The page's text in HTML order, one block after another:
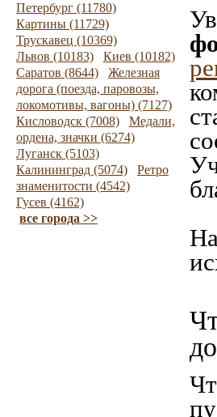
Петербург (11780)
Картины (11729)
Трускавец (10369)
Львов (10183)
Киев (10182)
Саратов (8644)
Железная
дорога (поезда, паровозы,
локомотивы, вагоны) (7127)
Кисловодск (7008)
Медали,
ордена, значки (6274)
Луганск (5103)
Калининград (5074)
Ретро
знаменитости (4542)
Гусев (4162)
все города >>